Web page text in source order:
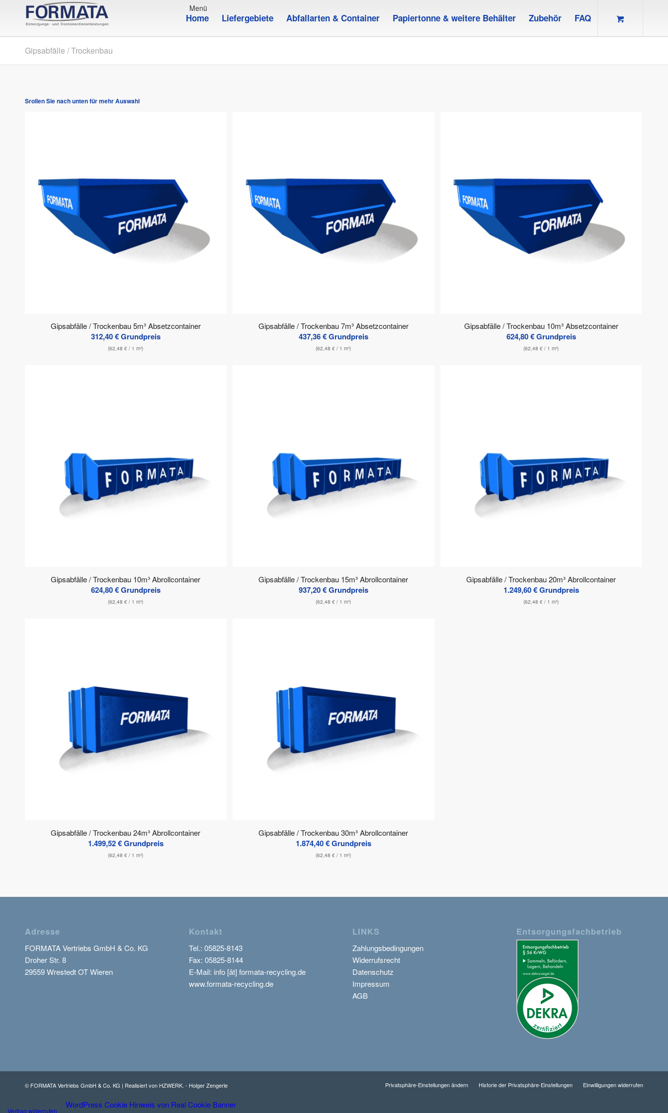
Home Liefergebiete Abfallarten & Container Papiertonne & weitere Behälter Zubehör FAQ
Gipsabfälle / Trockenbau
Srollen Sie nach unten für mehr Auswahl
Gipsabfälle / Trockenbau 5m³ Absetzcontainer
312,40€Grundpreis
(62,48€ / 1 m³)
Gipsabfälle / Trockenbau 7m³ Absetzcontainer
437,36€Grundpreis
(62,48€ / 1 m³)
Gipsabfälle / Trockenbau 10m³ Absetzcontainer
624,80€Grundpreis
(62,48€ / 1 m³)
Gipsabfälle / Trockenbau 10m³ Abrollcontainer
624,80€Grundpreis
(62,48€ / 1 m³)
Gipsabfälle / Trockenbau 15m³ Abrollcontainer
937,20€Grundpreis
(62,48€ / 1 m³)
Gipsabfälle / Trockenbau 20m³ Abrollcontainer
1.249,60€Grundpreis
(62,48€ / 1 m³)
Gipsabfälle / Trockenbau 24m³ Abrollcontainer
1.499,52€Grundpreis
(62,48€ / 1 m³)
Gipsabfälle / Trockenbau 30m³ Abrollcontainer
1.874,40€Grundpreis
(62,48€ / 1 m³)
Adresse
FORMATA Vertriebs GmbH & Co. KG
Droher Str. 8
29559 Wrestedt OT Wieren
Kontakt
Tel.: 05825-8143
Fax: 05825-8144
E-Mail: info [ät] formata-recycling.de
www.formata-recycling.de
LINKS
Zahlungsbedingungen
Widerrufsrecht
Datenschutz
Impressum
AGB
Entsorgungsfachbetrieb
© FORMATA Vertriebs GmbH & Co. KG | Realisiert von HZWERK. - Holger Zengerle Privatsphäre-Einstellungen ändern Historie der Privatsphäre-Einstellungen Einwilligungen widerrufen
Vertrag widerrufen
WordPress Cookie Hinweis von Real Cookie Banner